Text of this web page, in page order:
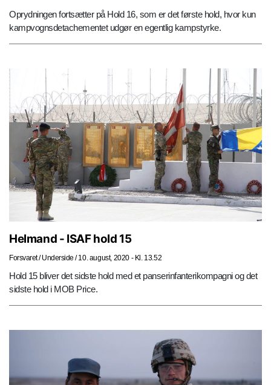
Oprydningen fortsætter på Hold 16, som er det første hold, hvor kun
kampvognsdetachementet udgør en egentlig kampstyrke.
Helmand - ISAF hold 15
Forsvaret/ Underside / 10. august, 2020 - Kl. 13.52
Hold 15 bliver det sidste hold med et panserinfanterikompagni og det
sidste hold i MOB Price.